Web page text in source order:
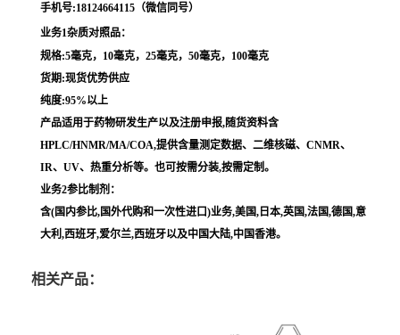
手机号:18124664115（微信同号）
业务1杂质对照品：
规格:5毫克，10毫克，25毫克，50毫克，100毫克
货期:现货优势供应
纯度:95%以上
产品适用于药物研发生产以及注册申报,随货资料含
HPLC/HNMR/MA/COA,提供含量测定数据、二维核磁、CNMR、
IR、UV、热重分析等。也可按需分装,按需定制。
业务2参比制剂：
含(国内参比,国外代购和一次性进口)业务,美国,日本,英国,法国,德国,意
大利,西班牙,爱尔兰,西班牙以及中国大陆,中国香港。
相关产品：